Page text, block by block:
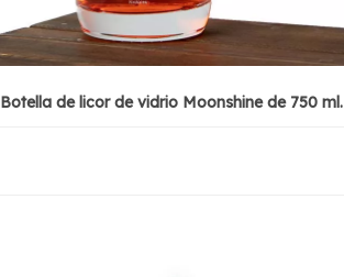
Botella de licor de vidrio Moonshine de 750 ml.